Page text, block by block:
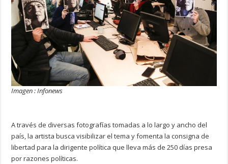
Imagen : Infonews
A través de diversas fotografías tomadas a lo largo y ancho del
país, la artista busca visibilizar el tema y fomenta la consigna de
libertad para la dirigente política que lleva más de 250 días presa
por razones políticas.